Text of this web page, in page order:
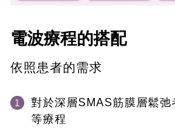
電波療程的搭配
依照患者的需求
對於深層SMAS筋膜層鬆
等療程